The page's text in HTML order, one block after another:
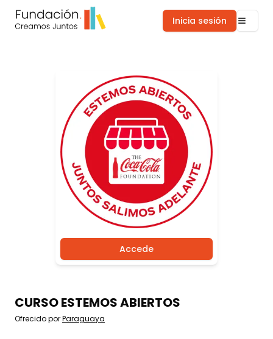
Inicia sesión
Accede
CURSO ESTEMOS ABIERTOS
Ofrecido porParaguaya